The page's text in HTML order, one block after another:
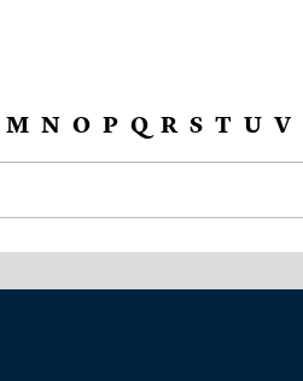
M N O P Q R S T U V